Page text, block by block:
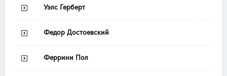
Уэлс Герберт
Федор Достоевский
Феррини Пол